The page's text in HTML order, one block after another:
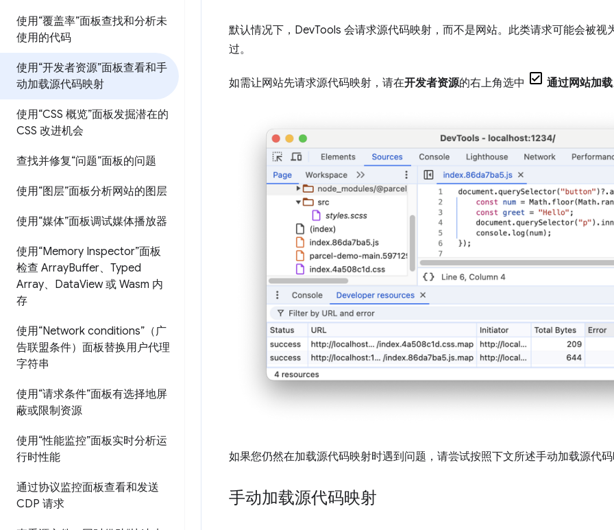
使用“覆盖率”面板查找和分析未
使用的代码
使用“开发者资源”面板查看和手
动加载源代码映射
使用“CSS 概览”面板发掘潜在的
CSS 改进机会
查找并修复“问题”面板的问题
使用“图层”面板分析网站的图层
使用“媒体”面板调试媒体播放器
使用“Memory Inspector”面板
检查 ArrayBuffer、Typed
Array、DataView 或 Wasm 内
存
使用“Network conditions”（广
告联盟条件）面板替换用户代理
字符串
使用“请求条件”面板有选择地屏
蔽或限制资源
使用“性能监控”面板实时分析运
行时性能
通过协议监控面板查看和发送
CDP 请求
默认情况下，DevTools 会请求源代码映射，而不是网站。此类请求可能会被视
过。
如需让网站先请求源代码映射，请在开发者资源的右上角选中 通过网站加载
如果您仍然在加载源代码映射时遇到问题，请尝试按照下文所述手动加载源代
手动加载源代码映射